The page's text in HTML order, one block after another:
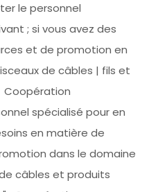
le personnel
; si vous avez des
et de promotion en
de câbles | fils et
Coopération
spécialisé pour en
en matière de
dans le domaine
câbles et produits